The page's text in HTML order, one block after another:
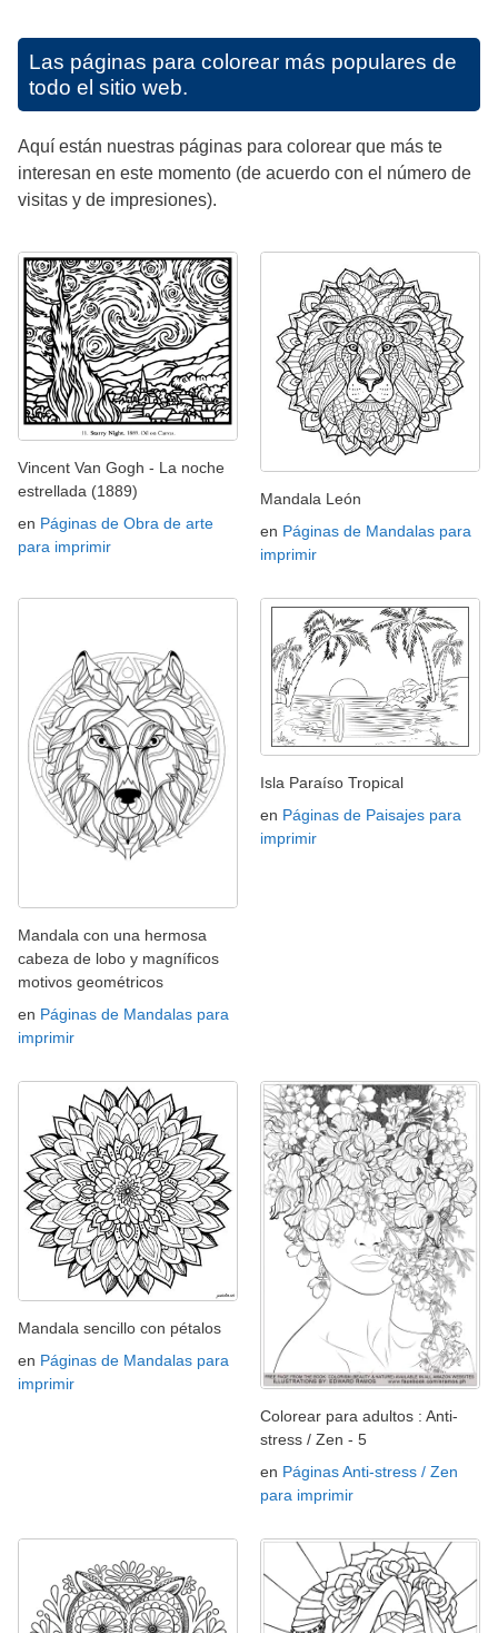
Las páginas para colorear más populares de
todo el sitio web.
Aquí están nuestras páginas para colorear que más te
interesan en este momento (de acuerdo con el número de
visitas y de impresiones).
Vincent Van Gogh - La noche
estrellada (1889)
en Páginas de Obra de arte
para imprimir
Mandala León
en Páginas de Mandalas para
imprimir
Mandala con una hermosa
cabeza de lobo y magníficos
motivos geométricos
en Páginas de Mandalas para
imprimir
Isla Paraíso Tropical
en Páginas de Paisajes para
imprimir
Mandala sencillo con pétalos
en Páginas de Mandalas para
imprimir
Colorear para adultos : Anti-
stress / Zen - 5
en Páginas Anti-stress / Zen
para imprimir